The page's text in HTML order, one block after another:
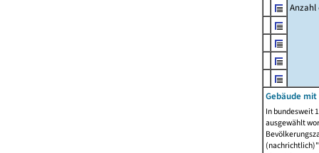
Anzahl
Gebäude
In bundesweit
ausgewählt